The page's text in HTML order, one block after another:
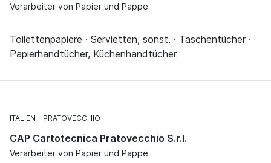
Verarbeiter von Papier und Pappe
Toilettenpapiere · Servietten, sonst. · Taschentücher ·
Papierhandtücher, Küchenhandtücher
ITALIEN PRATOVECCHIO
CAP Cartotecnica Pratovecchio S.r.l.
Verarbeiter von Papier und Pappe